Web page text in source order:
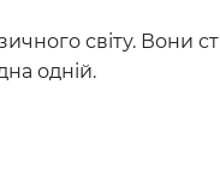
світу. Вони
одній.